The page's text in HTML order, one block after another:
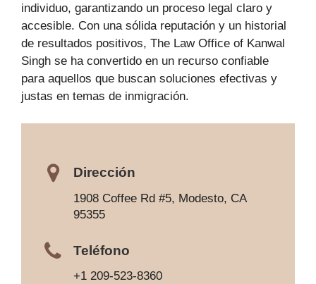
individuo, garantizando un proceso legal claro y
accesible. Con una sólida reputación y un historial
de resultados positivos, The Law Office of Kanwal
Singh se ha convertido en un recurso confiable
para aquellos que buscan soluciones efectivas y
justas en temas de inmigración.
Dirección
1908 Coffee Rd #5, Modesto, CA
95355
Teléfono
+1 209-523-8360